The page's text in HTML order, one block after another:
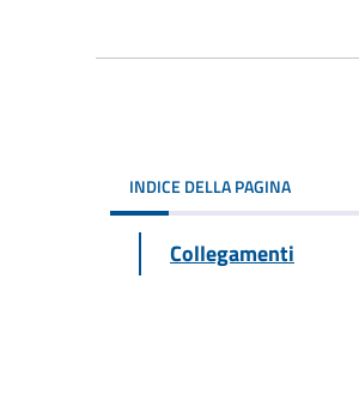
INDICE DELLA PAGINA
Collegamenti